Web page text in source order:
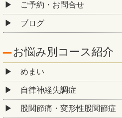
ご予約・お問合せ
ブログ
お悩み別コース紹介
めまい
自律神経失調症
股関節痛・変形性股関節症